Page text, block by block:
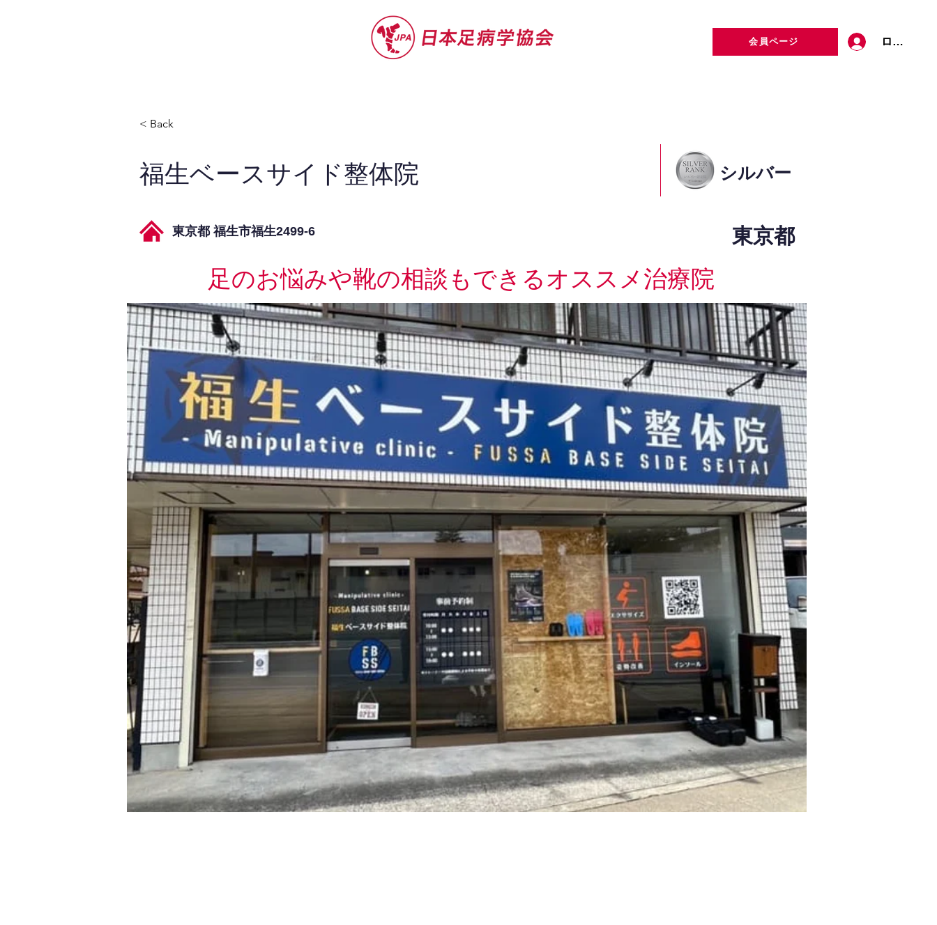
会員ページ ログイン
< Back
福生ベースサイド整体院 シルバー
東京都 福生市福生2499-6 東京都
足のお悩みや靴の相談もできるオススメ治療院